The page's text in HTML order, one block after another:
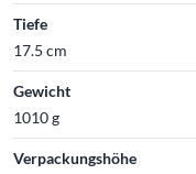
Tiefe
17.5 cm
Gewicht
1010 g
Verpackungshöhe